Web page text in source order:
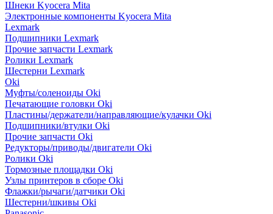
Шнеки Kyocera Mita
Электронные компоненты Kyocera Mita
Lexmark
Подшипники Lexmark
Прочие запчасти Lexmark
Ролики Lexmark
Шестерни Lexmark
Oki
Муфты/соленоиды Oki
Печатающие головки Oki
Пластины/держатели/направляющие/кулачки Oki
Подшипники/втулки Oki
Прочие запчасти Oki
Редукторы/приводы/двигатели Oki
Ролики Oki
Тормозные площадки Oki
Узлы принтеров в сборе Oki
Флажки/рычаги/датчики Oki
Шестерни/шкивы Oki